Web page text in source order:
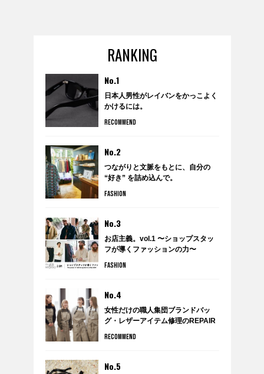
RANKING
No.1
日本人男性がレイバンをかっこよく
かけるには。
RECOMMEND
No.2
つながりと文脈をもとに、自分の
“好き” を詰め込んで。
のポップアップショップ
入！
FASHION
No.3
お店主義。vol.1 〜ショップスタッ
フが導くファッションの力〜
FASHION
No.4
女性だけの職人集団ブランドバッ
グ・レザーアイテム修理のREPAIR
RECOMMEND
No.5